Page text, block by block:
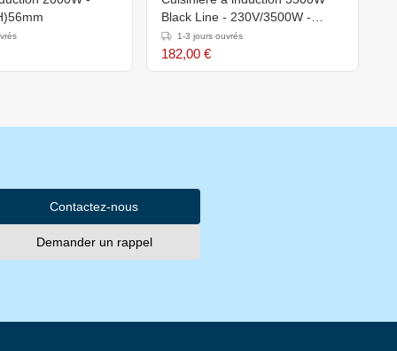
Black Line - 230V/3500W -
337X417X(h)85mm
1-3 jours ouvrés
182,00 €
Contactez-nous
Demander un rappel